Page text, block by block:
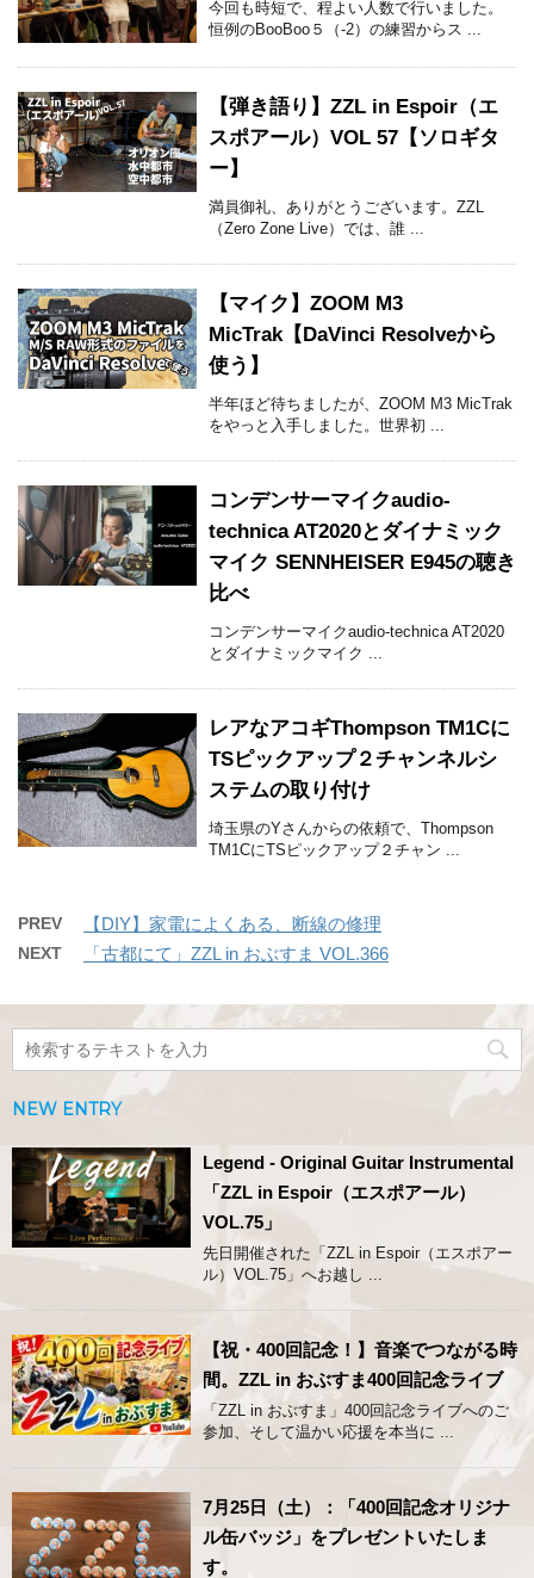
今回も時短で、程よい人数で行いました。
恒例のBooBoo５（-2）の練習からス ...
【弾き語り】ZZL in Espoir（エ
スポアール）VOL 57【ソロギタ
ー】
満員御礼、ありがとうございます。ZZL
（Zero Zone Live）では、誰 ...
【マイク】ZOOM M3
MicTrak【DaVinci Resolveから
使う】
半年ほど待ちましたが、ZOOM M3 MicTrak
をやっと入手しました。世界初 ...
コンデンサーマイクaudio-
technica AT2020とダイナミック
マイク SENNHEISER E945の聴き
比べ
コンデンサーマイクaudio-technica AT2020
とダイナミックマイク ...
レアなアコギThompson TM1Cに
TSピックアップ２チャンネルシ
ステムの取り付け
埼玉県のYさんからの依頼で、Thompson
TM1CにTSピックアップ２チャン ...
PREV 【DIY】家電によくある、断線の修理
NEXT 「古都にて」ZZL in おぶすま VOL.366
NEW ENTRY
Legend - Original Guitar Instrumental
「ZZL in Espoir（エスポアール）
VOL.75」
先日開催された「ZZL in Espoir（エスポアー
ル）VOL.75」へお越し ...
【祝・400回記念！】音楽でつながる時
間。ZZL in おぶすま400回記念ライブ
「ZZL in おぶすま」400回記念ライブへのご
参加、そして温かい応援を本当に ...
7月25日（土）：「400回記念オリジナ
ル缶バッジ」をプレゼントいたしま
す。